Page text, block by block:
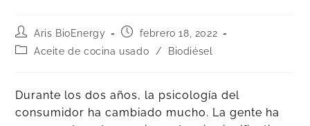
Aris BioEnergy
febrero 18, 2022
Aceite de cocina usado
/ Biodiésel
Durante los dos años, la psicología del
consumidor ha cambiado mucho. La gente ha